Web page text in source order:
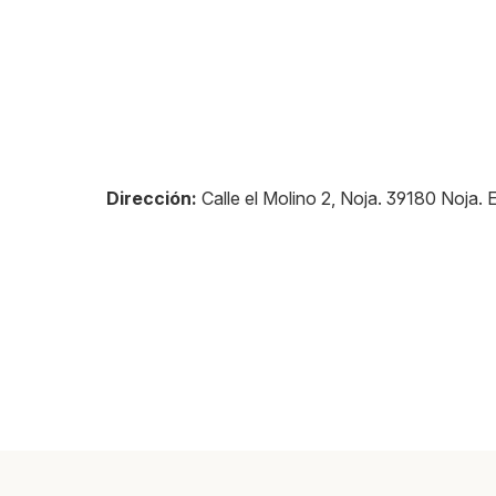
Dirección: Calle el Molino 2, Noja. 39180 Noja.